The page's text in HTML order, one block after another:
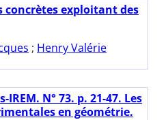
concrètes exploitant des
; Henry Valérie
IREM. N° 73. p. 21-47. Les
en géométrie.